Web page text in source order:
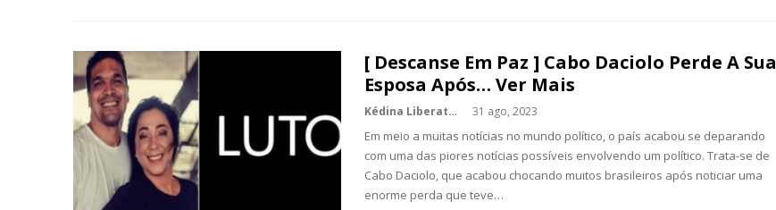
[ Descanse Em Paz ] Cabo Daciolo Perde A Sua
Esposa Após… Ver Mais
Kédina Liberato 31 ago, 2023
Em meio a muitas notícias no mundo político, o país acabou se deparando
com uma das piores notícias possíveis envolvendo um político. Trata-se de
Cabo Daciolo, que acabou chocando muitos brasileiros após noticiar uma
enorme perda que teve…